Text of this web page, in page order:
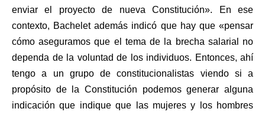
enviar el proyecto de nueva Constitución». En ese
contexto, Bachelet además indicó que hay que «pensar
cómo aseguramos que el tema de la brecha salarial no
dependa de la voluntad de los individuos. Entonces, ahí
tengo a un grupo de constitucionalistas viendo si a
propósito de la Constitución podemos generar alguna
indicación que indique que las mujeres y los hombres